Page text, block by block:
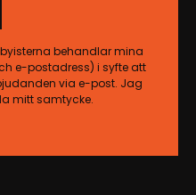
behandlar mina
e-postadress) i syfte att
via e-post. Jag
mitt samtycke.